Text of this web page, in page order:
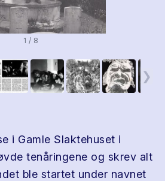
1 / 8
❯
i Gamle Slaktehuset i
tenåringene og skrev alt
ble startet under navnet